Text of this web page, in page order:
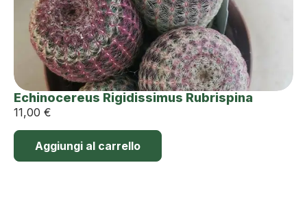
Echinocereus Rigidissimus Rubrispina
11,00 €
Aggiungi al carrello